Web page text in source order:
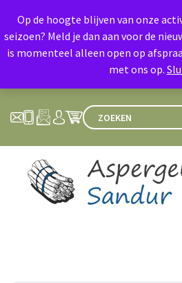
Op de hoogte blijven van onze
seizoen? Meld je dan aan voor de
is momenteel alleen open op
met ons op.